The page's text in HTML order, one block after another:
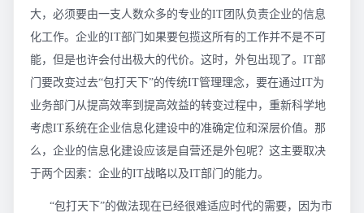
大，必须要由一支人数众多的专业的IT团队负责企业的信息
化工作。企业的IT部门如果要包揽这所有的工作并不是不可
能，但是也许会付出极大的代价。这时，外包出现了。IT部
门要改变过去“包打天下”的传统IT管理理念，要在通过IT为
业务部门从提高效率到提高效益的转变过程中，重新科学地
考虑IT系统在企业信息化建设中的准确定位和深层价值。那
么，企业的信息化建设应该是自营还是外包呢？这主要取决
于两个因素：企业的IT战略以及IT部门的能力。
“包打天下”的做法现在已经很难适应时代的需要，因为市